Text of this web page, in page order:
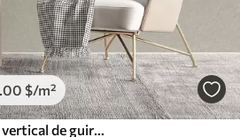
.00 $/m²